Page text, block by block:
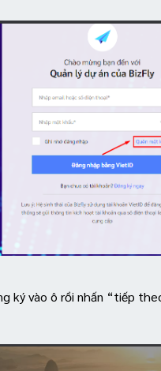
ký vào ô rồi nhấn “tiếp